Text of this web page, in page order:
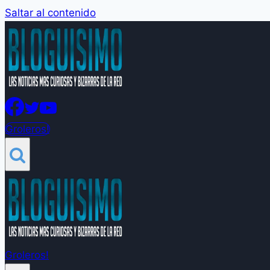
Saltar al contenido
Groleros!
Groleros!